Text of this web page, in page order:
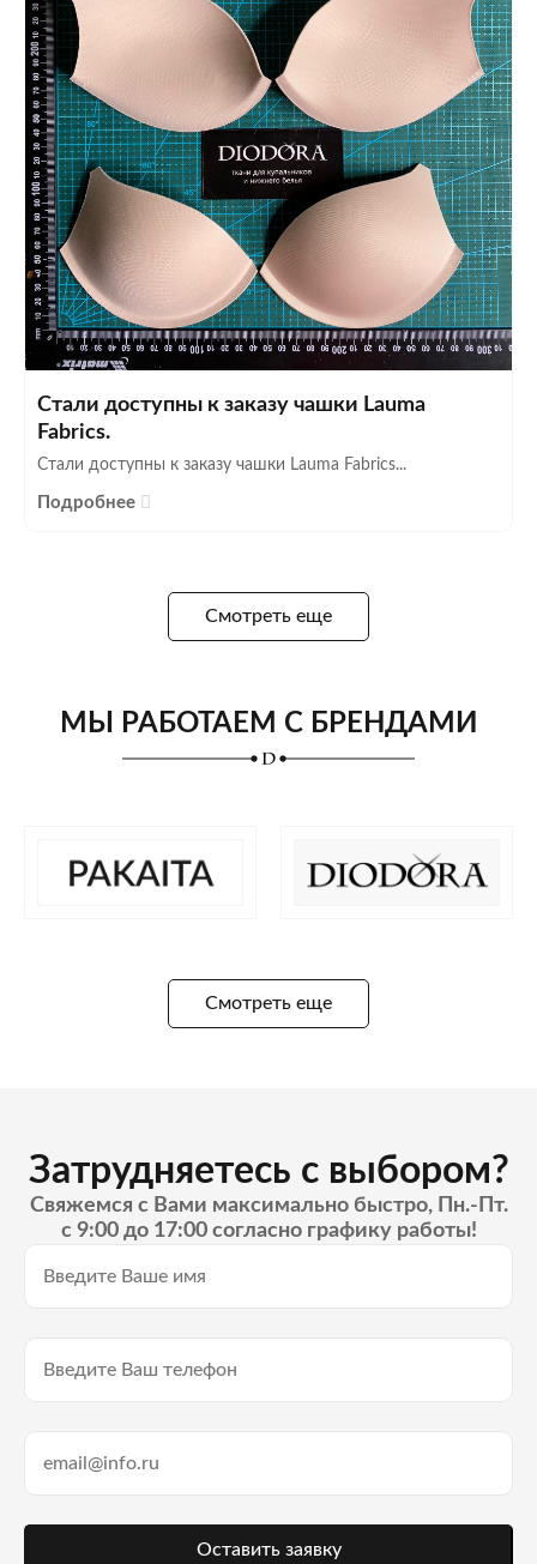
Стали доступны к заказу чашки Lauma
Fabrics.
Стали доступны к заказу чашки Lauma Fabrics...
Подробнее
Смотреть еще
МЫ РАБОТАЕМ С БРЕНДАМИ
Смотреть еще
Затрудняетесь с выбором?
Свяжемся с Вами максимально быстро, Пн.-Пт.
с 9:00 до 17:00 согласно графику работы!
Оставить заявку